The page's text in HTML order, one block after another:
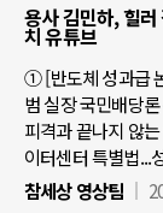
용사 김민하, 힐
치 유튜브
① [반도체 성과급
범 실장 국민배당
피격과 끝나지 않
이터센터 특별법...
참세상 영상팀